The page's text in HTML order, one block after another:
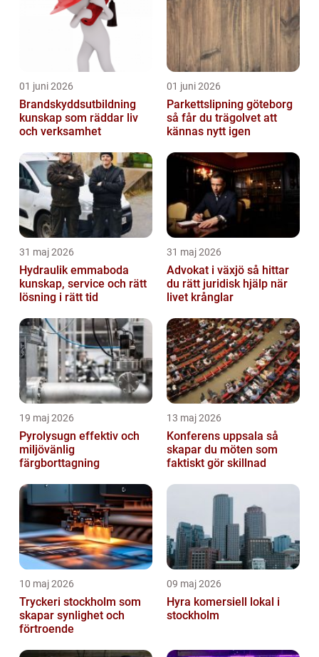
01 juni 2026
Brandskyddsutbildning
kunskap som räddar liv
och verksamhet
01 juni 2026
Parkettslipning göteborg
så får du trägolvet att
kännas nytt igen
31 maj 2026
Hydraulik emmaboda
kunskap, service och rätt
lösning i rätt tid
31 maj 2026
Advokat i växjö så hittar
du rätt juridisk hjälp när
livet krånglar
19 maj 2026
Pyrolysugn effektiv och
miljövänlig
färgborttagning
13 maj 2026
Konferens uppsala så
skapar du möten som
faktiskt gör skillnad
10 maj 2026
Tryckeri stockholm som
skapar synlighet och
förtroende
09 maj 2026
Hyra komersiell lokal i
stockholm